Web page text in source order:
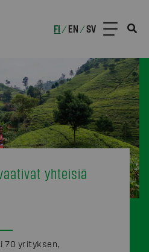
FI /EN /SV
yhteisiä
70 yrityksen,